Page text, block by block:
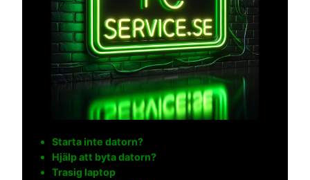
Starta inte datorn?
Hjälp att byta datorn?
Trasig laptop